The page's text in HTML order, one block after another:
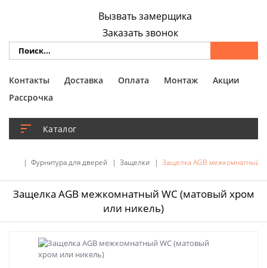
Каталог
Вызвать замерщика
Заказать звонок
Контакты Доставка Оплата Монтаж
Акции
Рассрочка
Фурнитура для дверей Защелки Защелка AGB межкомнатный
Защелка AGB межкомнатный WC (матовый хром
или никель)